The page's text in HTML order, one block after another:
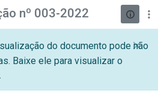
nº 003-2022
do documento pode não
Baixe ele para visualizar o